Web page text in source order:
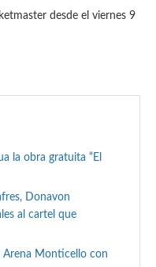
desde el viernes 9
la obra gratuita “El
Donavon
al cartel que
Arena Monticello con